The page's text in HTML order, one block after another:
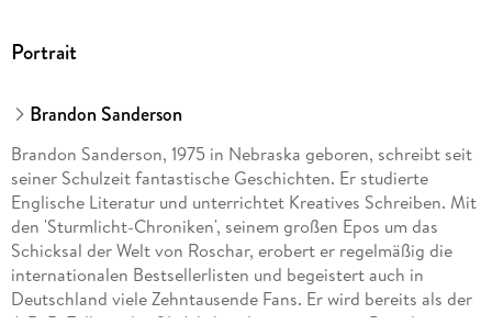
Portrait
Brandon Sanderson
Brandon Sanderson, 1975 in Nebraska geboren, schreibt seit
seiner Schulzeit fantastische Geschichten. Er studierte
Englische Literatur und unterrichtet Kreatives Schreiben. Mit
den 'Sturmlicht-Chroniken', seinem großen Epos um das
Schicksal der Welt von Roschar, erobert er regelmäßig die
internationalen Bestsellerlisten und begeistert auch in
Deutschland viele Zehntausende Fans. Er wird bereits als der
J. R. R. Tolkien des 21. Jahrhunderts gepriesen. Brandon